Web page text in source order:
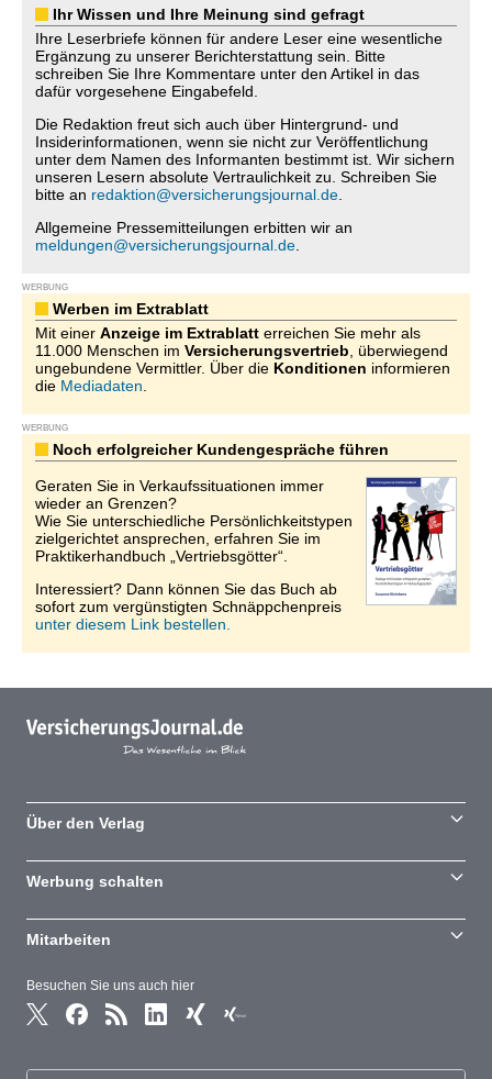
Ihr Wissen und Ihre Meinung sind gefragt
Ihre Leserbriefe können für andere Leser eine wesentliche
Ergänzung zu unserer Berichterstattung sein. Bitte
schreiben Sie Ihre Kommentare unter den Artikel in das
dafür vorgesehene Eingabefeld.
Die Redaktion freut sich auch über Hintergrund- und
Insiderinformationen, wenn sie nicht zur Veröffentlichung
unter dem Namen des Informanten bestimmt ist. Wir sichern
unseren Lesern absolute Vertraulichkeit zu. Schreiben Sie
bitte an redaktion@versicherungsjournal.de
Allgemeine Pressemitteilungen erbitten wir an
meldungen@versicherungsjournal.de
WERBUNG
Werben im Extrablatt
Mit einer Anzeige im Extrablatt erreichen Sie mehr als
11.000 Menschen im Versicherungsvertrieb , überwiegend
ungebundene Vermittler. Über die Konditionen informieren
die Mediadaten
WERBUNG
Noch erfolgreicher Kundengespräche führen
Geraten Sie in Verkaufssituationen immer
wieder an Grenzen?
Wie Sie unterschiedliche Persönlichkeitstypen
zielgerichtet ansprechen, erfahren Sie im
Praktikerhandbuch „Vertriebsgötter“.
Interessiert? Dann können Sie das Buch ab
sofort zum vergünstigten Schnäppchenpreis
unter diesem Link bestellen.
Besuchen Sie uns auch hier
Über den Verlag
Werbung schalten
Mitarbeiten